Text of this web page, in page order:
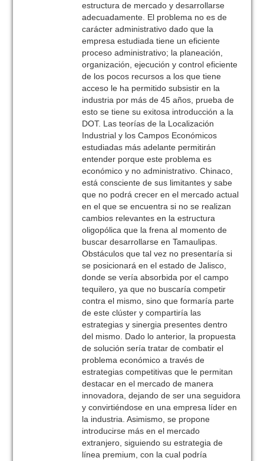
estructura de mercado y desarrollarse
adecuadamente. El problema no es de
carácter administrativo dado que la
empresa estudiada tiene un eficiente
proceso administrativo; la planeación,
organización, ejecución y control eficiente
de los pocos recursos a los que tiene
acceso le ha permitido subsistir en la
industria por más de 45 años, prueba de
esto se tiene su exitosa introducción a la
DOT. Las teorías de la Localización
Industrial y los Campos Económicos
estudiadas más adelante permitirán
entender porque este problema es
económico y no administrativo. Chinaco,
está consciente de sus limitantes y sabe
que no podrá crecer en el mercado actual
en el que se encuentra si no se realizan
cambios relevantes en la estructura
oligopólica que la frena al momento de
buscar desarrollarse en Tamaulipas.
Obstáculos que tal vez no presentaría si
se posicionará en el estado de Jalisco,
donde se vería absorbida por el campo
tequilero, ya que no buscaría competir
contra el mismo, sino que formaría parte
de este clúster y compartiría las
estrategias y sinergia presentes dentro
del mismo. Dado lo anterior, la propuesta
de solución sería tratar de combatir el
problema económico a través de
estrategias competitivas que le permitan
destacar en el mercado de manera
innovadora, dejando de ser una seguidora
y convirtiéndose en una empresa líder en
la industria. Asimismo, se propone
introducirse más en el mercado
extranjero, siguiendo su estrategia de
línea premium, con la cual podría